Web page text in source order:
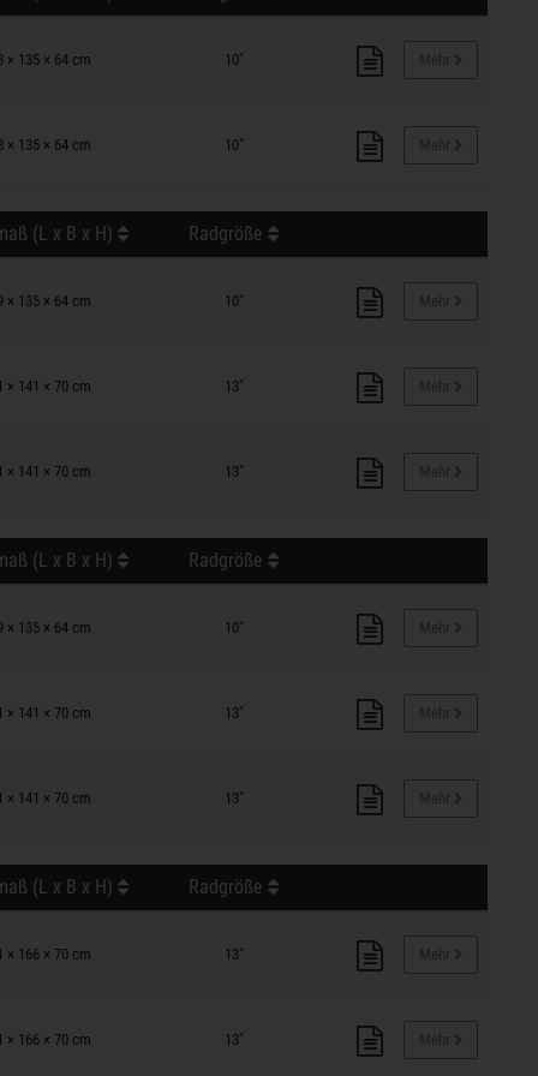
× 135 × 64 cm 10"
× 135 × 64 cm 10"
(L x B x H) Radgröße
× 135 × 64 cm 10"
× 141 × 70 cm 13"
× 141 × 70 cm 13"
(L x B x H) Radgröße
× 135 × 64 cm 10"
× 141 × 70 cm 13"
× 141 × 70 cm 13"
(L x B x H) Radgröße
× 166 × 70 cm 13"
× 166 × 70 cm 13"